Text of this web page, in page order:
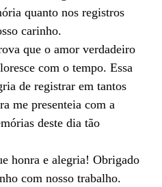
quanto nos registros
carinho.
que o amor verdadeiro
com o tempo. Essa
de registrar em tantos
me presenteia com a
deste dia tão
honra e alegria! Obrigado
com nosso trabalho.